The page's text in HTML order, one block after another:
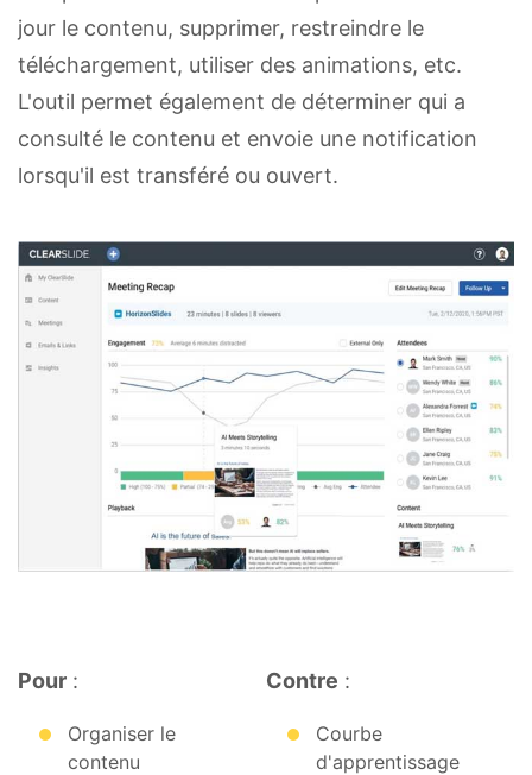
jour le contenu, supprimer, restreindre le
téléchargement, utiliser des animations, etc.
L'outil permet également de déterminer qui a
consulté le contenu et envoie une notification
lorsqu'il est transféré ou ouvert.
Pour :
Organiser le
contenu
Contre :
Courbe
d'apprentissage